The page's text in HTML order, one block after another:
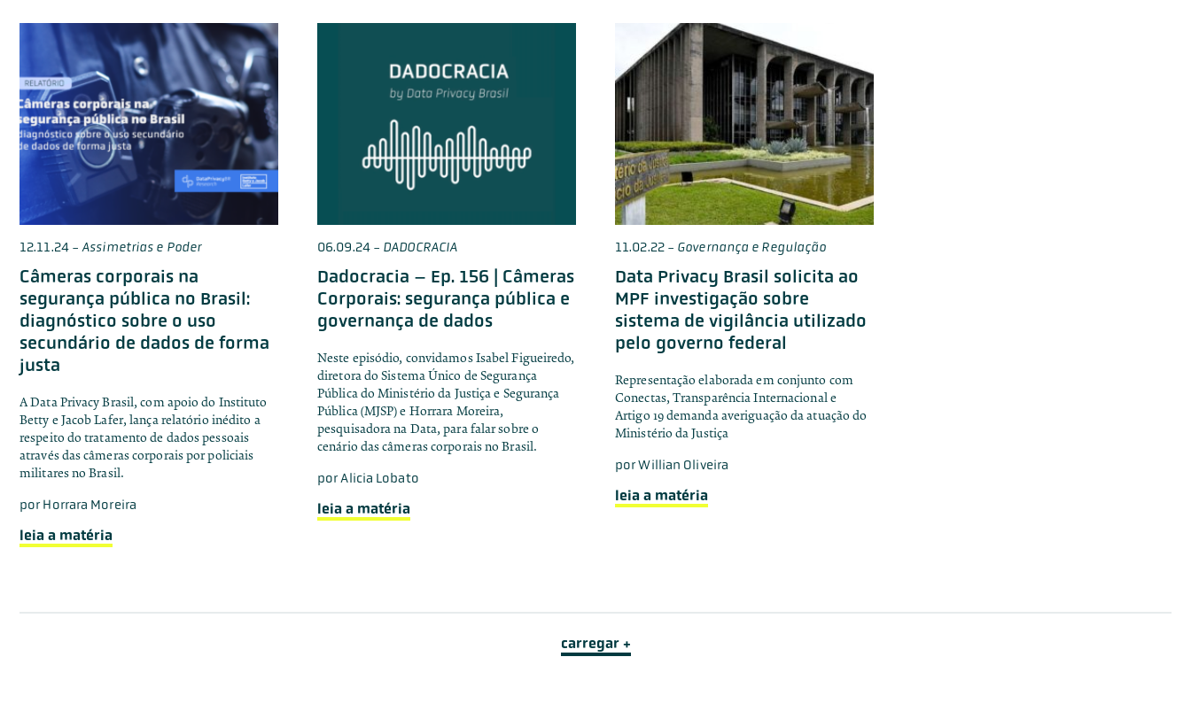
12.11.24-Assimetrias e Poder
Câmeras corporais na
segurança pública no Brasil:
diagnóstico sobre o uso
secundário de dados de forma
justa
A Data Privacy Brasil, com apoio do Instituto
Betty e Jacob Lafer, lança relatório inédito a
respeito do tratamento de dados pessoais
através das câmeras corporais por policiais
militares no Brasil.
porHorrara Moreira
leia a matéria
06.09.24- DADOCRACIA
Dadocracia – Ep. 156 | Câmeras
Corporais: segurança pública e
governança de dados
Neste episódio, convidamos Isabel Figueiredo,
diretora do Sistema Único de Segurança
Pública do Ministério da Justiça e Segurança
Pública (MJSP) e Horrara Moreira,
pesquisadora na Data, para falar sobre o
cenário das câmeras corporais no Brasil.
porAlicia Lobato
leia a matéria
11.02.22- Governança e Regulação
Data Privacy Brasil solicita ao
MPF investigação sobre
sistema de vigilância utilizado
pelo governo federal
Representação elaborada em conjunto com
Conectas, Transparência Internacional e
Artigo 19 demanda averiguação da atuação do
Ministério da Justiça
porWillian Oliveira
leia a matéria
carregar +